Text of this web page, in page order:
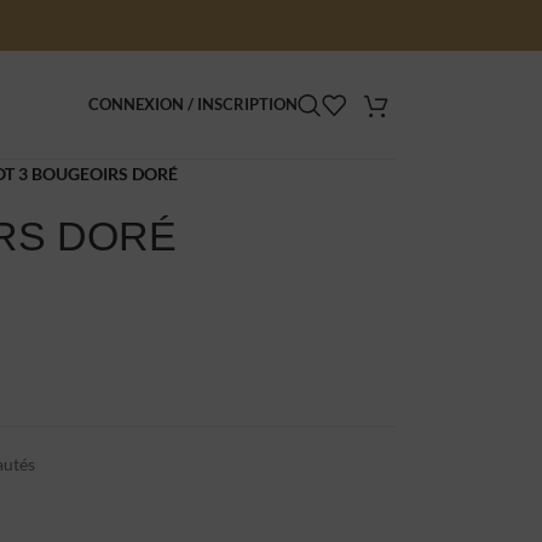
CONNEXION / INSCRIPTION
3 BOUGEOIRS DORÉ
DORÉ